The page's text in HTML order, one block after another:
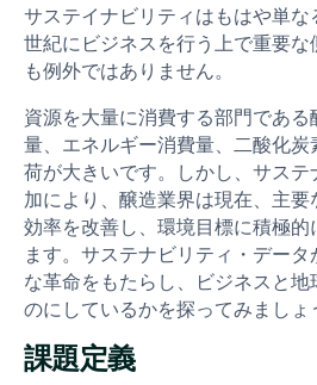
サステイナビリティはもはや単な
世紀にビジネスを行う上で重要
も例外ではありません。
資源を大量に消費する部門であ
量、エネルギー消費量、二酸化
荷が大きいです。しかし、サス
加により、醸造業界は現在、主要
効率を改善し、環境目標に積極的
ます。サステナビリティ・デー
な革命をもたらし、ビジネスと
のにしているかを探ってみましょ
課題定義